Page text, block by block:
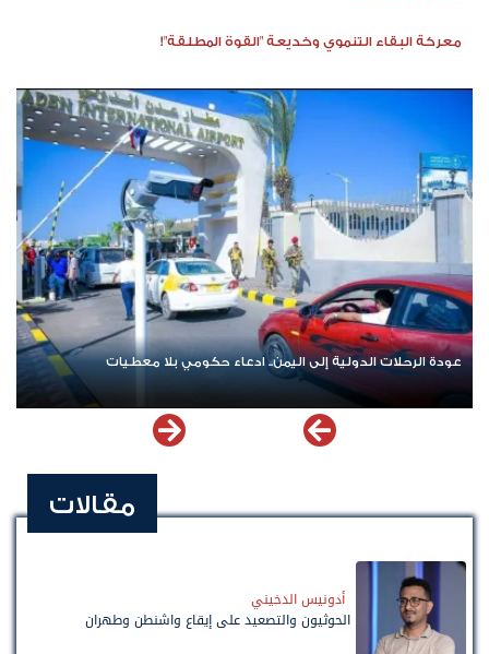
معركة البقاء التنموي وخديعة "القوة المطلقة"!
عودة الرحلات الدولية إلى اليمن.. ادعاء حكومي بلا معطيات
مقالات
أدونيس الدخيني
الحوثيون والتصعيد على إيقاع واشنطن وطهران